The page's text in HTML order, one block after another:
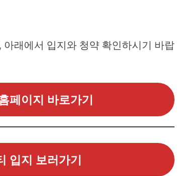
래에서 입지와 청약 확인하시기 바랍
페이지 바로가기
입지 보러가기